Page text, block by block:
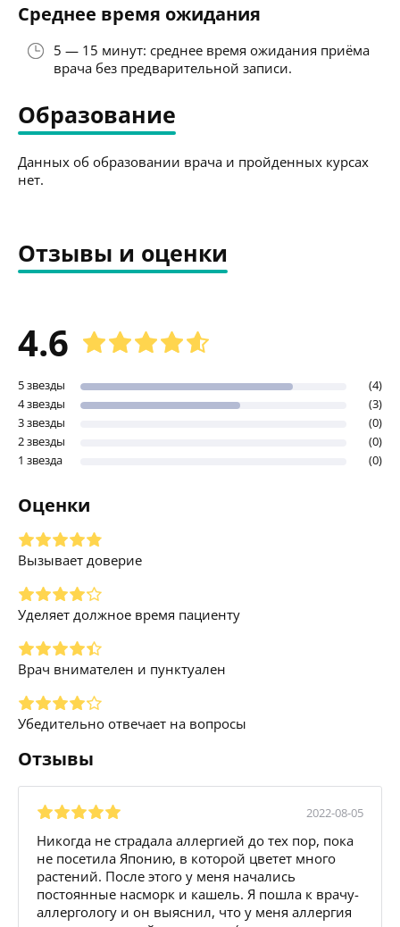
Среднее время ожидания
5 — 15 минут: среднее время ожидания приёма
врача без предварительной записи.
Образование
Данных об образовании врача и пройденных курсах
нет.
Отзывы и оценки
4.6
5 звезды
(4)
4 звезды
(3)
3 звезды
(0)
2 звезды
(0)
1 звезда
(0)
Оценки
Вызывает доверие
Уделяет должное время пациенту
Врач внимателен и пунктуален
Убедительно отвечает на вопросы
Отзывы
2022-08-05
Никогда не страдала аллергией до тех пор, пока
не посетила Японию, в которой цветет много
растений. После этого у меня начались
постоянные насморк и кашель. Я пошла к врачу-
аллергологу и он выяснил, что у меня аллергия